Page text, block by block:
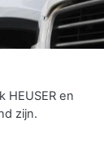
en
zijn.